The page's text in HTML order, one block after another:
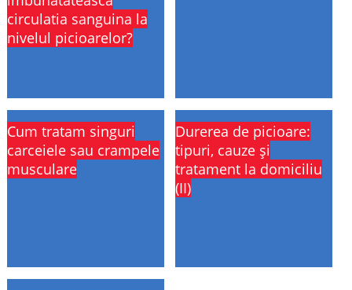
circulatia sanguina la
nivelul picioarelor?
Cum tratam singuri
carceiele sau crampele
musculare
Durerea de picioare:
tipuri, cauze și
tratament la domiciliu
(II)